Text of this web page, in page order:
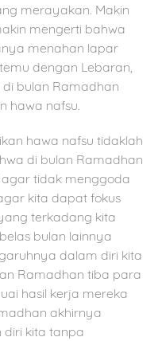
merayakan. Makin
mengerti bahwa
menahan lapar
dengan Lebaran,
bulan Ramadhan
hawa nafsu.
hawa nafsu tidaklah
di bulan Ramadhan
agar tidak menggoda
kita dapat fokus
terkadang kita
bulan lainnya
dalam diri kita
Ramadhan tiba para
hasil kerja mereka
akhirnya
diri kita tanpa